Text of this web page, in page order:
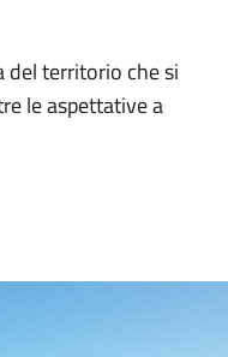
del territorio che si
le aspettative a